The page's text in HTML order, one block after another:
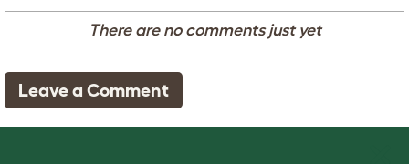
There are no comments just yet
Leave a Comment